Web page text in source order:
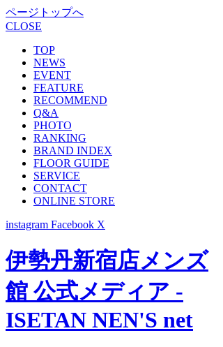
ページトップへ
CLOSE
TOP
NEWS
EVENT
FEATURE
RECOMMEND
Q&A
PHOTO
RANKING
BRAND INDEX
FLOOR GUIDE
SERVICE
CONTACT
ONLINE STORE
instagram Facebook X
伊勢丹新宿店メンズ
館 公式メディア -
ISETAN NEN'S net